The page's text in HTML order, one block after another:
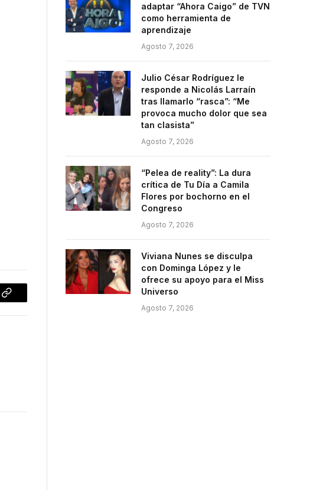
Copiar
adaptar “Ahora Caigo” de TVN
como herramienta de
aprendizaje
Agosto 7, 2026
Julio César Rodríguez le
responde a Nicolás Larraín
tras llamarlo “rasca”: “Me
provoca mucho dolor que sea
tan clasista”
Agosto 7, 2026
“Pelea de reality”: La dura
crítica de Tu Día a Camila
Flores por bochorno en el
Congreso
Agosto 7, 2026
Viviana Nunes se disculpa
con Dominga López y le
ofrece su apoyo para el Miss
Universo
Agosto 7, 2026